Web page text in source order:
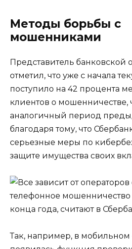
Методы борьбы с
мошенниками
Представитель банковской
отметил, что уже с начала
поступило на 42 процента
клиентов о мошенничестве,
аналогичный период
благодаря тому, что
серьезные меры по
защите имущества своих
Так, например, в мобильном